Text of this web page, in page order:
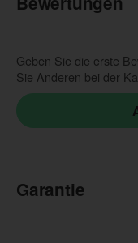
Geben Sie die erste
Sie Anderen bei der
Garantie